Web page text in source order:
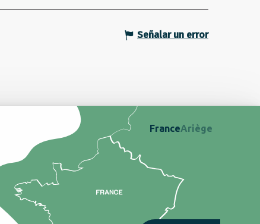
Señalar un error
FranceAriège